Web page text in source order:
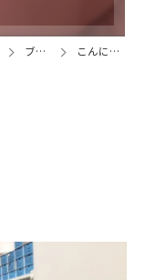
ブログ こんにちは🤍